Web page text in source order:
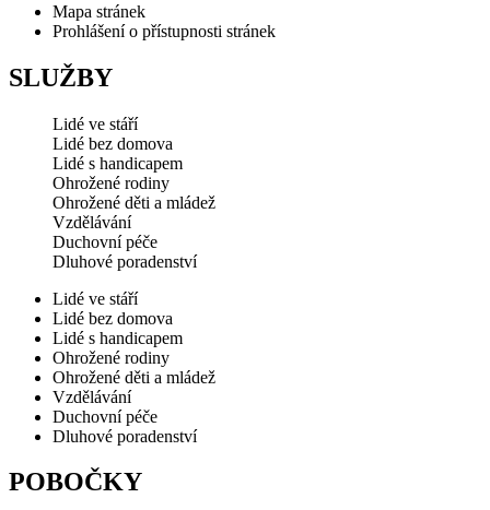
Mapa stránek
Prohlášení o přístupnosti stránek
SLUŽBY
Lidé ve stáří
Lidé bez domova
Lidé s handicapem
Ohrožené rodiny
Ohrožené děti a mládež
Vzdělávání
Duchovní péče
Dluhové poradenství
Lidé ve stáří
Lidé bez domova
Lidé s handicapem
Ohrožené rodiny
Ohrožené děti a mládež
Vzdělávání
Duchovní péče
Dluhové poradenství
POBOČKY